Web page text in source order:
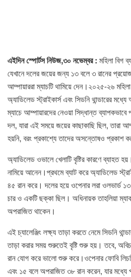
এইদিন স্পোর্টস নিউজ,৩০ নভেম্বর : মহিলা বিগ
যেখানে দলের জয়ের জন্য ১৩ বলে ৩ রানের
আম্পায়াররা ম্যাচটি থামিয়ে দেন।২০২৫-২৬
অ্যাডিলেড স্ট্রাইকার্স এবং সিডনি থান্ডারের
ম্যাচে আম্পায়ারদের নেওয়া সিদ্ধান্ত ব্যাপকভাবে
দল, যারা এই সময়ে জয়ের কাছাকাছি ছিল, তারা
হয়নি, বরং প্রকাশ্যে তাদের অসন্তোষও প্রকাশ
অ্যাডিলেড ওভালে খেলাটি বৃষ্টির কারণে ব্যাহত
নামিয়ে আনেন।প্রথমে ব্যাট করে অ্যাডিলেড
৪৫ রান করে। দলের হয়ে ওপেনার লরা ওলভার্ড
চার ও একটি ছক্কা ছিল। অধিনায়ক তাহলিয়া
অপরাজিত থাকেন।
এই চ্যালেঞ্জিং লক্ষ্য তাড়া করতে নেমে সিডনি
তাড়া করার সময় শুরুতেই বৃষ্টি শুরু হয়। তবে,
রান যোগ করে ভালো শুরু করে।ওপেনার ফোবি
এবং ১৫ বলে অপরাজিত ৩৮ রান করেন, যার মধ্যে